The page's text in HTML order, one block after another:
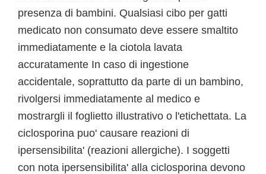
presenza di bambini. Qualsiasi cibo per gatti
medicato non consumato deve essere smaltito
immediatamente e la ciotola lavata
accuratamente In caso di ingestione
accidentale, soprattutto da parte di un bambino,
rivolgersi immediatamente al medico e
mostrargli il foglietto illustrativo o l'etichettata. La
ciclosporina puo' causare reazioni di
ipersensibilita' (reazioni allergiche). I soggetti
con nota ipersensibilita' alla ciclosporina devono